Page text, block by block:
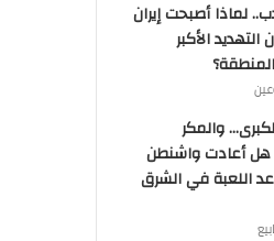
لماذا أصبحت
الأكبر لاستقرار
لماذا أصبحت إيران
التهديد الأكبر
والمكر
هل أعادت واشنطن
اللعبة في الشرق